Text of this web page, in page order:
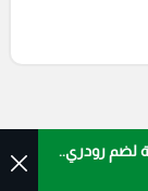
لضم رودري..